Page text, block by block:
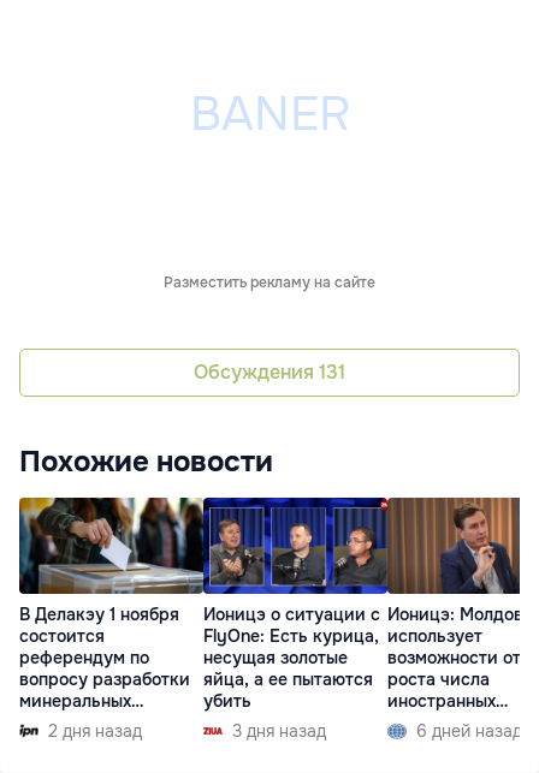
Разместить рекламу на сайте
Обсуждения 131
Похожие новости
В Делакэу 1 ноября
состоится
референдум по
вопросу разработки
минеральных
ресурсов
2 дня назад
Ионицэ о ситуации с
FlyOne: Есть курица,
несущая золотые
яйца, а ее пытаются
убить
3 дня назад
Ионицэ: Молдова
использует
возможности от
роста числа
иностранных
студентов
6 дней назад